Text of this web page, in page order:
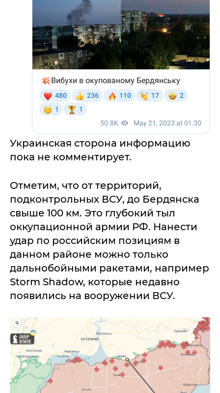
Украинская сторона информацию
пока не комментирует.
Отметим, что от территорий,
подконтрольных ВСУ, до Бердянска
свыше 100 км. Это глубокий тыл
оккупационной армии РФ. Нанести
удар по российским позициям в
данном районе можно только
дальнобойными ракетами, например
Storm Shadow, которые недавно
появились на вооружении ВСУ.